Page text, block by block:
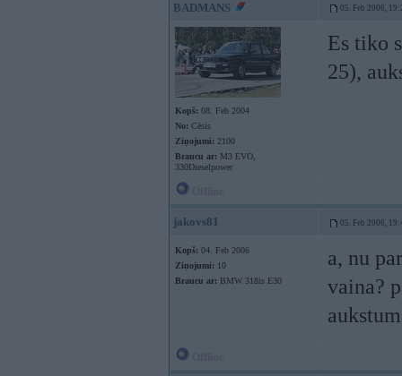
BADMANS 05. Feb 2006,
Kopš: 08. Feb 2004
No: Cēsis
Ziņojumi: 2100
Braucu ar: M3 EVO,
330Dieselpower
Es tiko
25),
jakovs81 05. Feb 2006,
Kopš: 04. Feb 2006
Ziņojumi: 10
Braucu ar: BMW 318is E30
a, nu
vaina?